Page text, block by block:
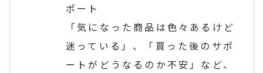
ポート
「気になった商品は色々あるけど
迷っている」、「買った後のサポ
ートがどうなるのか不安」など、